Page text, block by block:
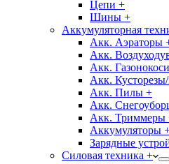
Цепи +
Шины +
Аккумуляторная
Акк. Аэраторы
Акк.
Акк.
Акк.
Акк. Пилы +
Акк.
Акк. Триммеры
Аккумуляторы
Зарядные
Силовая техника +